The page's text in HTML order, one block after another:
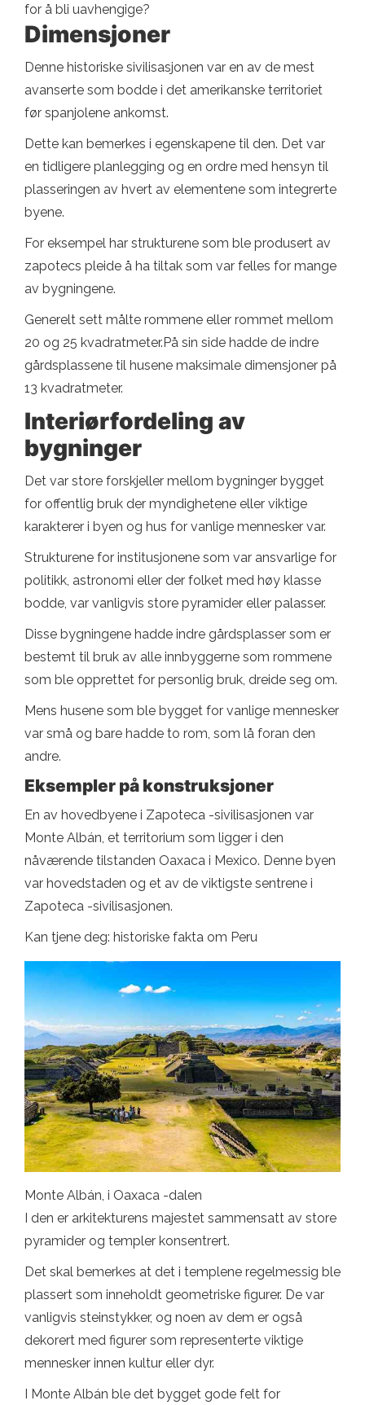
for å bli uavhengige?
Dimensjoner
Denne historiske sivilisasjonen var en av de mest
avanserte som bodde i det amerikanske territoriet
før spanjolene ankomst.
Dette kan bemerkes i egenskapene til den. Det var
en tidligere planlegging og en ordre med hensyn til
plasseringen av hvert av elementene som integrerte
byene.
For eksempel har strukturene som ble produsert av
zapotecs pleide å ha tiltak som var felles for mange
av bygningene.
Generelt sett målte rommene eller rommet mellom
20 og 25 kvadratmeter.På sin side hadde de indre
gårdsplassene til husene maksimale dimensjoner på
13 kvadratmeter.
Interiørfordeling av
bygninger
Det var store forskjeller mellom bygninger bygget
for offentlig bruk der myndighetene eller viktige
karakterer i byen og hus for vanlige mennesker var.
Strukturene for institusjonene som var ansvarlige for
politikk, astronomi eller der folket med høy klasse
bodde, var vanligvis store pyramider eller palasser.
Disse bygningene hadde indre gårdsplasser som er
bestemt til bruk av alle innbyggerne som rommene
som ble opprettet for personlig bruk, dreide seg om.
Mens husene som ble bygget for vanlige mennesker
var små og bare hadde to rom, som lå foran den
andre.
Eksempler på konstruksjoner
En av hovedbyene i Zapoteca -sivilisasjonen var
Monte Albán, et territorium som ligger i den
nåværende tilstanden Oaxaca i Mexico. Denne byen
var hovedstaden og et av de viktigste sentrene i
Zapoteca -sivilisasjonen.
Kan tjene deg: historiske fakta om Peru
Monte Albán, i Oaxaca -dalen
I den er arkitekturens majestet sammensatt av store
pyramider og templer konsentrert.
Det skal bemerkes at det i templene regelmessig ble
plassert som inneholdt geometriske figurer. De var
vanligvis steinstykker, og noen av dem er også
dekorert med figurer som representerte viktige
mennesker innen kultur eller dyr.
I Monte Albán ble det bygget gode felt for